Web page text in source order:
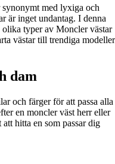
med lyxiga och
är inget undantag. I denna
typer av Moncler västar
västar till trendiga modeller
dam
och färger för att passa alla
en moncler väst herr eller
hitta en som passar dig